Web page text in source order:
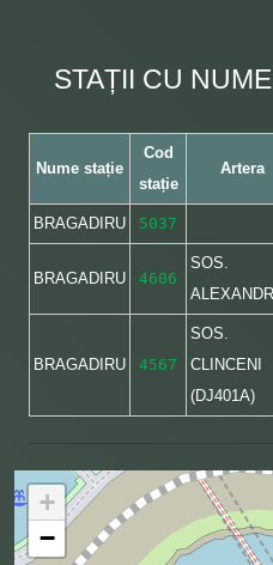
STAȚII CU
Nume stație
Cod
stație
Artera
BRAGADIRU 5037
BRAGADIRU 4606
SOS.
BRAGADIRU 4567
SOS.
CLINCENI
(DJ401A)
+
−